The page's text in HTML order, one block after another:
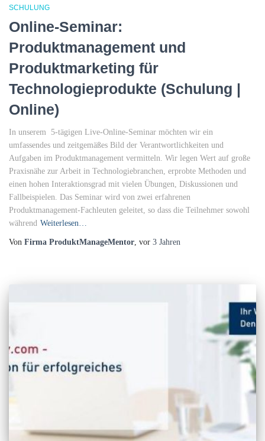
SCHULUNG
Online-Seminar:
Produktmanagement und
Produktmarketing für
Technologieprodukte (Schulung |
Online)
In unserem 5-tägigen Live-Online-Seminar möchten wir ein
umfassendes und zeitgemäßes Bild der Verantwortlichkeiten und
Aufgaben im Produktmanagement vermitteln. Wir legen Wert auf große
Praxisnähe zur Arbeit in Technologiebranchen, erprobte Methoden und
einen hohen Interaktionsgrad mit vielen Übungen, Diskussionen und
Fallbeispielen. Das Seminar wird von zwei erfahrenen
Produktmanagement-Fachleuten geleitet, so dass die Teilnehmer sowohl
während Weiterlesen…
Von Firma ProduktManageMentor , vor 3 Jahren